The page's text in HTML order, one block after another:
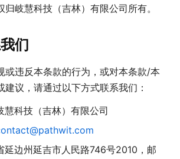
岐慧科技（吉林）有限公司所有。
们
或违反本条款的行为，或对本条款/本
建议，请通过以下方式联系我们：
慧科技（吉林）有限公司
延边州延吉市人民路746号2010，邮